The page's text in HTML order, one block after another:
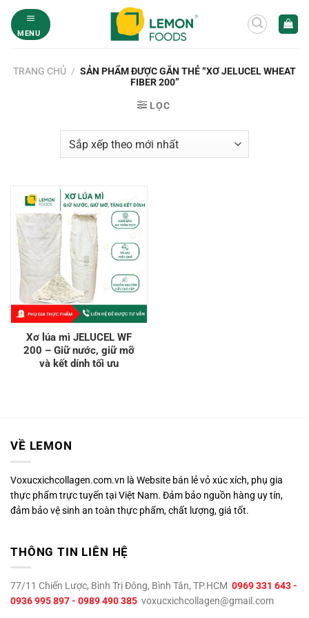
qua
MENU
TRANG CHỦ / SẢN PHẨM ĐƯỢC GẮN THẺ “XƠ JELUCEL WHEAT
FIBER 200”
LỌC
Xơ lúa mì JELUCEL WF
200 – Giữ nước, giữ mỡ
và kết dính tối ưu
VỀ LEMON
Voxucxichcollagen.com.vn là Website bán lẻ vỏ xúc xích, phụ gia
thực phẩm trực tuyến tại Việt Nam. Đảm bảo nguồn hàng uy tín,
đảm bảo vệ sinh an toàn thực phẩm, chất lượng, giá tốt.
THÔNG TIN LIÊN HỆ
77/11 Chiến Lược, Bình Trị Đông, Bình Tân, TP.HCM 0969 331 643 -
0936 995 897 - 0989 490 385 voxucxichcollagen@gmail.com